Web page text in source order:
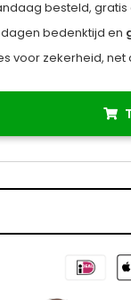
besteld,
dagen bedenktijd en
voor zekerheid, net